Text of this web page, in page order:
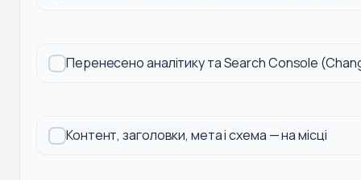
Перенесено аналітику та Search Console
Контент, заголовки, мета і схема — на місці